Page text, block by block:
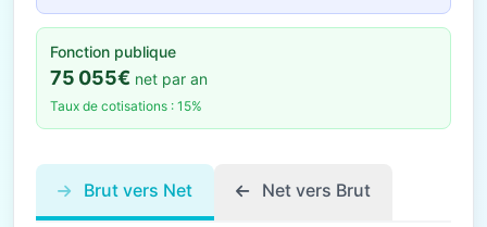
Fonction publique
75 055€ net par an
Taux de cotisations : 15%
Brut vers Net Net vers Brut